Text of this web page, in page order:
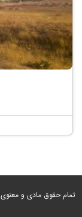
تمام حقوق مادی و معنوی